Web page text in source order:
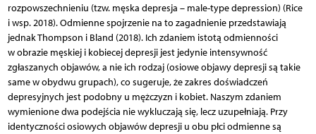
rozpowszechnieniu (tzw. męska depresja – male-type depression) (Rice
i wsp. 2018). Odmienne spojrzenie na to zagadnienie przedstawiają
jednak Thompson i Bland (2018). Ich zdaniem istotą odmienności
w obrazie męskiej i kobiecej depresji jest jedynie intensywność
zgłaszanych objawów, a nie ich rodzaj (osiowe objawy depresji są takie
same w obydwu grupach), co sugeruje, że zakres doświadczeń
depresyjnych jest podobny u mężczyzn i kobiet. Naszym zdaniem
wymienione dwa podejścia nie wykluczają się, lecz uzupełniają. Przy
identyczności osiowych objawów depresji u obu płci odmienne są